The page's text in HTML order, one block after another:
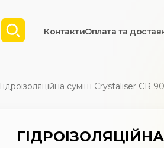
КонтактиОплата та
Гідроізоляційна суміш Crystaliser CR 90
ГІДРОІЗОЛЯЦІЙНА